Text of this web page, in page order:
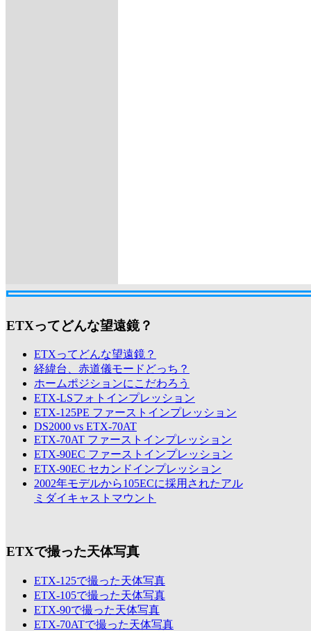
ETXってどんな望遠鏡？
ETXってどんな望遠鏡？
経緯台、赤道儀モードどっち？
ホームポジションにこだわろう
ETX-LSフォトインプレッション
ETX-125PE ファーストインプレッション
DS2000 vs ETX-70AT
ETX-70AT ファーストインプレッション
ETX-90EC ファーストインプレッション
ETX-90EC セカンドインプレッション
2002年モデルから105ECに採用されたアル
ミダイキャストマウント
ETXで撮った天体写真
ETX-125で撮った天体写真
ETX-105で撮った天体写真
ETX-90で撮った天体写真
ETX-70ATで撮った天体写真